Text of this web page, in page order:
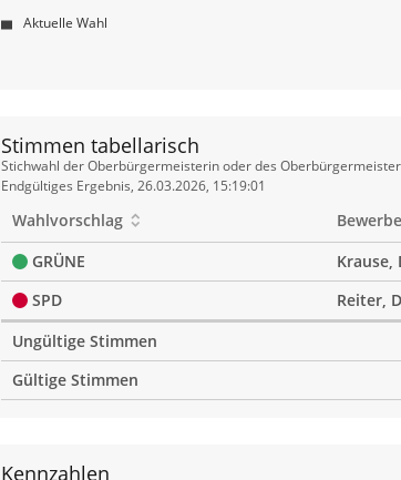
Aktuelle Wahl
Stimmen tabellarisch
Stimmen
tabellarisch
Stichwahl der Oberbürgermeisterin oder des
Endgültiges Ergebnis, 26.03.2026, 15:19:01
Wahlvorschlag
GRÜNE
Krause,
SPD
Reiter,
Ungültige Stimmen
Gültige Stimmen
Kennzahlen